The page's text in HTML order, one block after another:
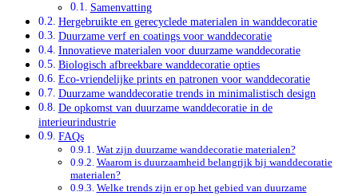
Samenvatting
Hergebruikte en gerecyclede materialen in wanddecoratie
Duurzame verf en coatings voor wanddecoratie
Innovatieve materialen voor duurzame wanddecoratie
Biologisch afbreekbare wanddecoratie opties
Eco-vriendelijke prints en patronen voor wanddecoratie
Duurzame wanddecoratie trends in minimalistisch design
De opkomst van duurzame wanddecoratie in de
interieurindustrie
FAQs
Wat zijn duurzame wanddecoratie materialen?
Waarom is duurzaamheid belangrijk bij wanddecoratie
materialen?
Welke trends zijn er op het gebied van duurzame